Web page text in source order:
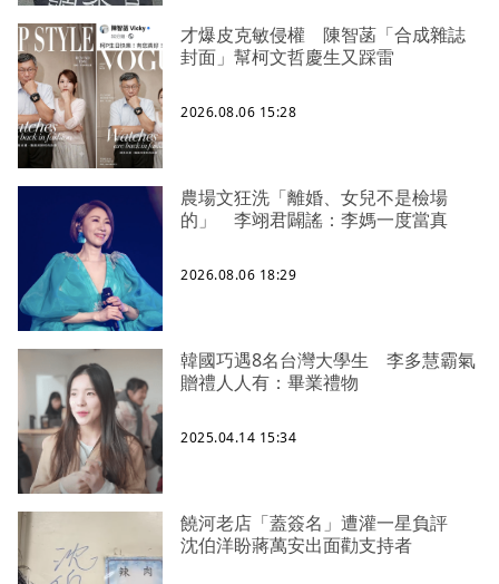
才爆皮克敏侵權 陳智菡「合成雜誌
封面」幫柯文哲慶生又踩雷
2026.08.06 15:28
農場文狂洗「離婚、女兒不是檢場
的」 李翊君闢謠：李媽一度當真
2026.08.06 18:29
韓國巧遇8名台灣大學生 李多慧霸氣
贈禮人人有：畢業禮物
2025.04.14 15:34
饒河老店「蓋簽名」遭灌一星負評
沈伯洋盼蔣萬安出面勸支持者